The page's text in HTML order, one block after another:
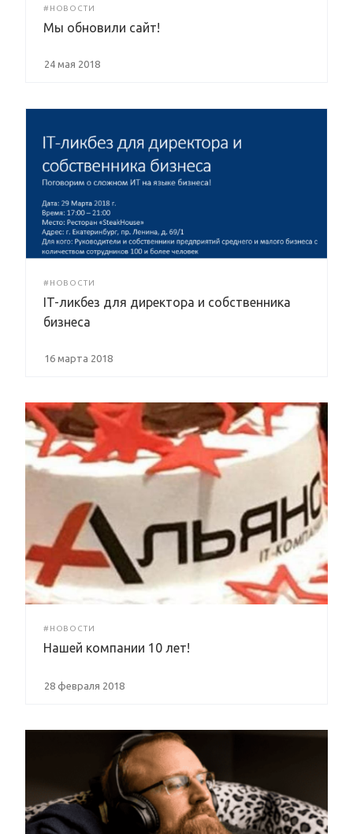
#НОВОСТИ
Мы обновили сайт!
24 мая 2018
#НОВОСТИ
IT-ликбез для директора и собственника
бизнеса
16 марта 2018
#НОВОСТИ
Нашей компании 10 лет!
28 февраля 2018